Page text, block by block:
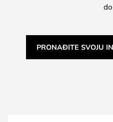
PRONAĐITE SVOJU